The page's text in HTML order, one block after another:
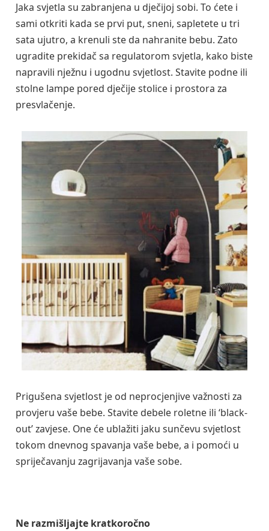
Jaka svjetla su zabranjena u dječijoj sobi. To ćete i
sami otkriti kada se prvi put, sneni, sapletete u tri
sata ujutro, a krenuli ste da nahranite bebu. Zato
ugradite prekidač sa regulatorom svjetla, kako biste
napravili nježnu i ugodnu svjetlost. Stavite podne ili
stolne lampe pored dječije stolice i prostora za
presvlačenje.
Prigušena svjetlost je od neprocjenjive važnosti za
provjeru vaše bebe. Stavite debele roletne ili ‘black-
out’ zavjese. One će ublažiti jaku sunčevu svjetlost
tokom dnevnog spavanja vaše bebe, a i pomoći u
spriječavanju zagrijavanja vaše sobe.
Ne razmišljajte kratkoročno